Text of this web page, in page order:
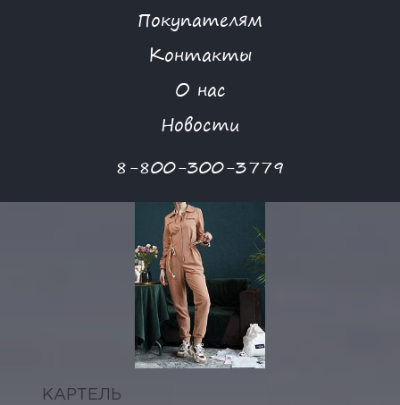
Покупателям
Контакты
О нас
Новости
8-800-300-3779
КАРТЕЛЬ